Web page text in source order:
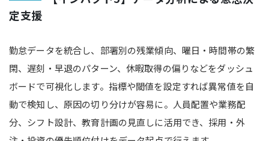
定支援
勤怠データを統合し、部署別の残業傾向、曜日・時間帯の繁
閑、遅刻・早退のパターン、休暇取得の偏りなどをダッシュ
ボードで可視化します。指標や閾値を設定すれば異常値を自
動で検知し、原因の切り分けが容易に。人員配置や業務配
分、シフト設計、教育計画の見直しに活用でき、採用・外